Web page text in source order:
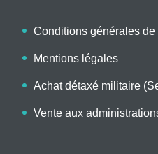
Conditions générales de
Mentions légales
Achat détaxé militaire
Vente aux